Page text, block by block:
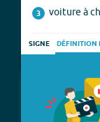
3 voiture à
SIGNE DÉFINITION